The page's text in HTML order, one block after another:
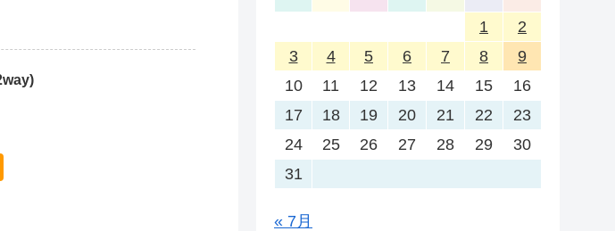
1
2
3
4 5 6 7 8
9
10
11 12 13 14 15
16
17
18 19 20 21 22
23
24
25 26 27 28 29
30
31
« 7月